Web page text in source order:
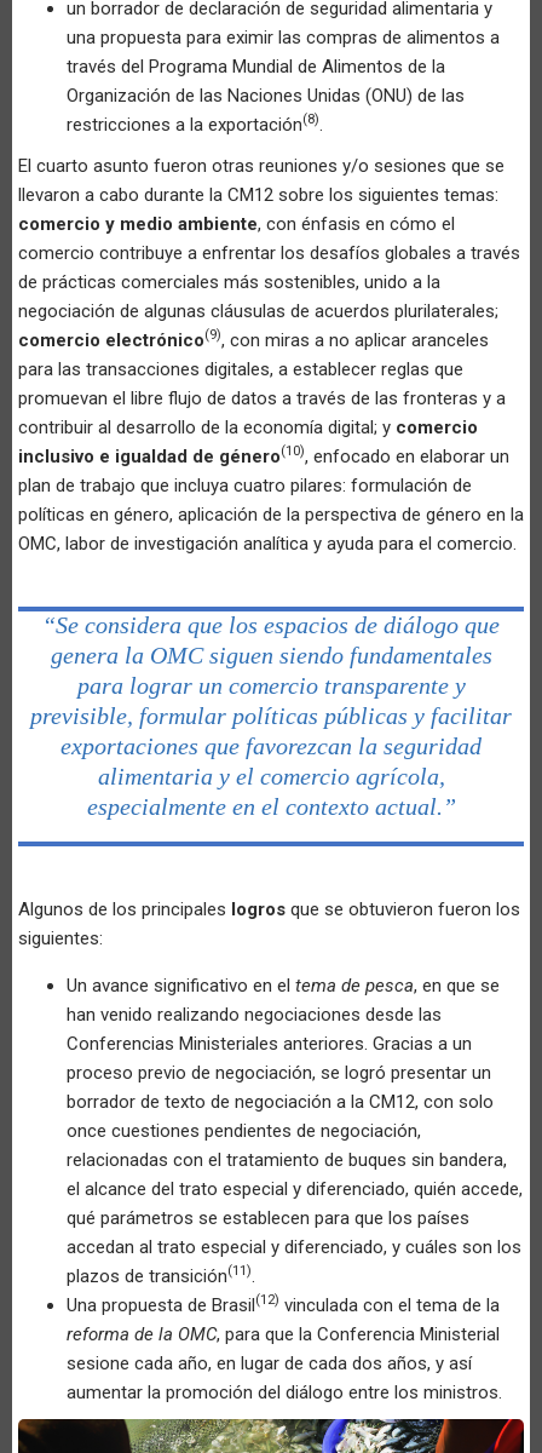
un borrador de declaración de seguridad alimentaria y
una propuesta para eximir las compras de alimentos a
través del Programa Mundial de Alimentos de la
Organización de las Naciones Unidas (ONU) de las
restricciones a la exportación(8).
El cuarto asunto fueron otras reuniones y/o sesiones que se
llevaron a cabo durante la CM12 sobre los siguientes temas:
comercio y medio ambiente, con énfasis en cómo el
comercio contribuye a enfrentar los desafíos globales a través
de prácticas comerciales más sostenibles, unido a la
negociación de algunas cláusulas de acuerdos plurilaterales;
comercio electrónico(9), con miras a no aplicar aranceles
para las transacciones digitales, a establecer reglas que
promuevan el libre flujo de datos a través de las fronteras y a
contribuir al desarrollo de la economía digital; y comercio
inclusivo e igualdad de género(10), enfocado en elaborar un
plan de trabajo que incluya cuatro pilares: formulación de
políticas en género, aplicación de la perspectiva de género en la
OMC, labor de investigación analítica y ayuda para el comercio.
“Se considera que los espacios de diálogo que
genera la OMC siguen siendo fundamentales
para lograr un comercio transparente y
previsible, formular políticas públicas y facilitar
exportaciones que favorezcan la seguridad
alimentaria y el comercio agrícola,
especialmente en el contexto actual.”
Algunos de los principales logros que se obtuvieron fueron los
siguientes:
Un avance significativo en el tema de pesca, en que se
han venido realizando negociaciones desde las
Conferencias Ministeriales anteriores. Gracias a un
proceso previo de negociación, se logró presentar un
borrador de texto de negociación a la CM12, con solo
once cuestiones pendientes de negociación,
relacionadas con el tratamiento de buques sin bandera,
el alcance del trato especial y diferenciado, quién accede,
qué parámetros se establecen para que los países
accedan al trato especial y diferenciado, y cuáles son los
plazos de transición(11).
Una propuesta de Brasil(12) vinculada con el tema de la
reforma de la OMC, para que la Conferencia Ministerial
sesione cada año, en lugar de cada dos años, y así
aumentar la promoción del diálogo entre los ministros.